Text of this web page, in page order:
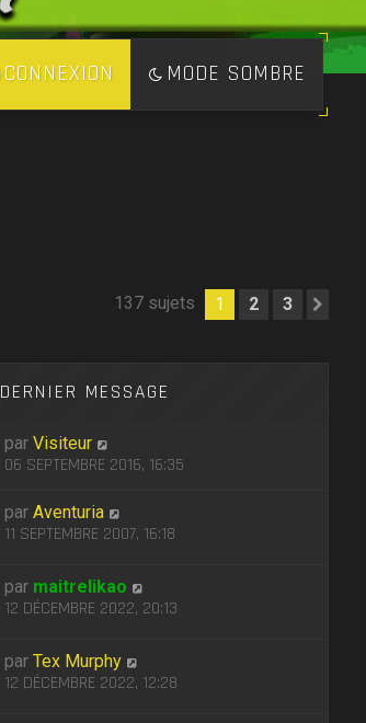
MODE SOMBRE
CONNEXION
137 sujets 1 2 3
DERNIER MESSAGE
parVisiteur
06 SEPTEMBRE 2016, 16:35
parAventuria
11 SEPTEMBRE 2007, 16:18
par maitrelikao
12 DÉCEMBRE 2022, 20:13
parTex Murphy
12 DÉCEMBRE 2022, 12:28